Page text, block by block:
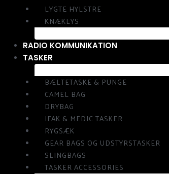
LYGTE HYLSTRE
KNÆKLYS
RADIO KOMMUNIKATION
TASKER
BÆLTETASKE & PUNGE
CAMEL BAG
DRYBAG
IFAK & MEDIC TASKER
RYGSÆK
GEAR BAGS OG UDSTYRSTASKER
SLINGBAGS
TASKER ACCESSORIES